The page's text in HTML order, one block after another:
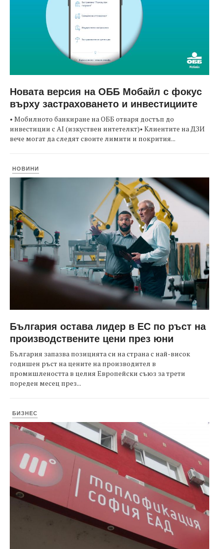
Новата версия на ОББ Мобайл с фокус
върху застраховането и инвестициите
• Мобилното банкиране на ОББ отваря достъп до
инвестиции с AI (изкуствен интетелкт)• Клиентите на ДЗИ
вече могат да следят своите лимити и покрития...
НОВИНИ
България остава лидер в ЕС по ръст на
производствените цени през юни
България запазва позицията си на страна с най-висок
годишен ръст на цените на производител в
промишлеността в целия Европейски съюз за трети
пореден месец през...
БИЗНЕС